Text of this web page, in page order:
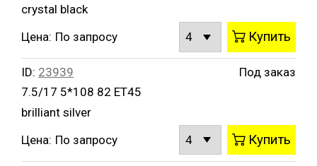
crystal black
Цена: По запросу Купить
ID: 23939
7.5/17 5*108 82 ET45
brilliant silver
Под заказ
Цена: По запросу Купить